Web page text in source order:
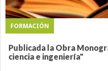
FORMACIÓN
Publicada la Obra
ciencia e ingeniería"